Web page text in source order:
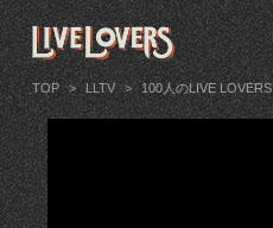
TOP > LLTV > 100人のLIVE LOVERS